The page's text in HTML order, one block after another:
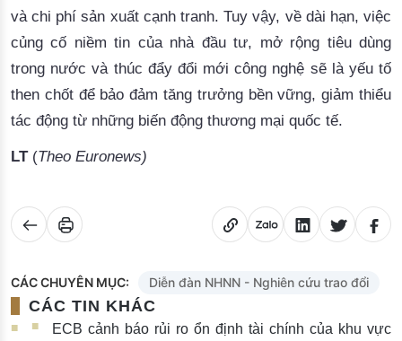
và chi phí sản xuất cạnh tranh. Tuy vậy, về dài hạn, việc
củng cố niềm tin của nhà đầu tư, mở rộng tiêu dùng
trong nước và thúc đẩy đổi mới công nghệ sẽ là yếu tố
then chốt để bảo đảm tăng trưởng bền vững, giảm thiểu
tác động từ những biến động thương mại quốc tế.
LT(Theo Euronews)
CÁC CHUYÊN MỤC: Diễn đàn NHNN - Nghiên cứu trao đổi
CÁC TIN KHÁC
ECB cảnh báo rủi ro ổn định tài chính của khu vực